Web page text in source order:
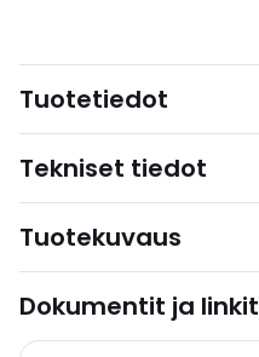
Tuotetiedot
Tekniset tiedot
Tuotekuvaus
Dokumentit ja linkit